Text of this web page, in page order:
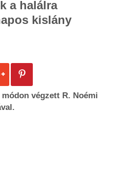
a halálra
kislány
végzett R. Noémi